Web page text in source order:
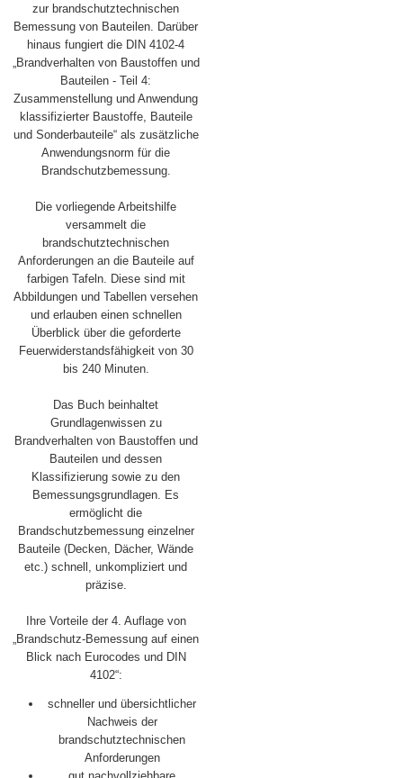
zur brandschutztechnischen
Bemessung von Bauteilen. Darüber
hinaus fungiert die DIN 4102-4
„Brandverhalten von Baustoffen und
Bauteilen - Teil 4:
Zusammenstellung und Anwendung
klassifizierter Baustoffe, Bauteile
und Sonderbauteile“ als zusätzliche
Anwendungsnorm für die
Brandschutzbemessung.
Die vorliegende Arbeitshilfe
versammelt die
brandschutztechnischen
Anforderungen an die Bauteile auf
farbigen Tafeln. Diese sind mit
Abbildungen und Tabellen versehen
und erlauben einen schnellen
Überblick über die geforderte
Feuerwiderstandsfähigkeit von 30
bis 240 Minuten.
Das Buch beinhaltet
Grundlagenwissen zu
Brandverhalten von Baustoffen und
Bauteilen und dessen
Klassifizierung sowie zu den
Bemessungsgrundlagen. Es
ermöglicht die
Brandschutzbemessung einzelner
Bauteile (Decken, Dächer, Wände
etc.) schnell, unkompliziert und
präzise.
Ihre Vorteile der 4. Auflage von
„Brandschutz-Bemessung auf einen
Blick nach Eurocodes und DIN
4102“:
schneller und übersichtlicher
Nachweis der
brandschutztechnischen
Anforderungen